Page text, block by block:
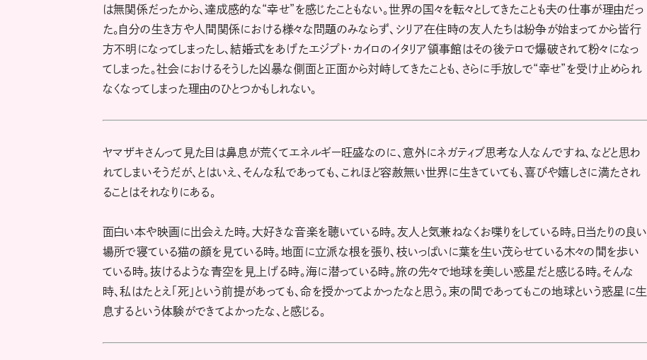
は無関係だったから、達成感的な“幸せ”を感じたこともない。世界の国々を転々としてきたことも夫の仕事が理由だっ
た。自分の生き方や人間関係における様々な問題のみならず、シリア在住時の友人たちは紛争が始まってから皆行
方不明になってしまったし、結婚式をあげたエジプト・カイロのイタリア領事館はその後テロで爆破されて粉々になっ
てしまった。社会におけるそうした凶暴な側面と正面から対峙してきたことも、さらに手放しで“幸せ”を受け止められ
なくなってしまった理由のひとつかもしれない。
ヤマザキさんって見た目は鼻息が荒くてエネルギー旺盛なのに、意外にネガティブ思考な人なんですね、などと思わ
れてしまいそうだが、とはいえ、そんな私であっても、これほど容赦無い世界に生きていても、喜びや嬉しさに満たされ
ることはそれなりにある。
面白い本や映画に出会えた時。大好きな音楽を聴いている時。友人と気兼ねなくお喋りをしている時。日当たりの良い
場所で寝ている猫の顔を見ている時。地面に立派な根を張り、枝いっぱいに葉を生い茂らせている木々の間を歩い
ている時。抜けるような青空を見上げる時。海に潜っている時。旅の先々で地球を美しい惑星だと感じる時。そんな
時、私はたとえ「死」という前提があっても、命を授かってよかったなと思う。束の間であってもこの地球という惑星に生
息するという体験ができてよかったな、と感じる。